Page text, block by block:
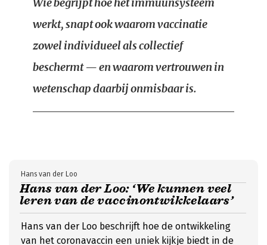
werkt, snapt ook waarom vaccinatie
zowel individueel als collectief
beschermt — en waarom vertrouwen in
wetenschap daarbij onmisbaar is.
Hans van der Loo: ‘We kunnen veel
leren van de vaccinontwikkelaars’
Hans van der Loo
Hans van der Loo beschrijft hoe de ontwikkeling
van het coronavaccin een uniek kijkje biedt in de